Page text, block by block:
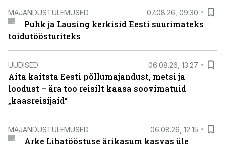
MAJANDUSTULEMUSED 07.08.26, 09:30
Puhk ja Lausing kerkisid Eesti suurimateks
toidutöösturiteks
UUDISED 06.08.26, 13:27
Aita kaitsta Eesti põllumajandust, metsi ja
loodust – ära too reisilt kaasa soovimatuid
„kaasreisijaid“
MAJANDUSTULEMUSED 06.08.26, 12:15
Arke Lihatööstuse ärikasum kasvas üle